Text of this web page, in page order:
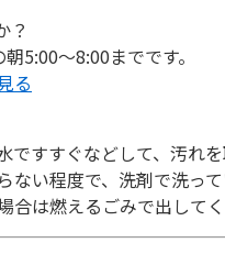
？
5:00～8:00までです。
る
ですすぐなどして、汚れ
ない程度で、洗剤で洗っ
合は燃えるごみで出して